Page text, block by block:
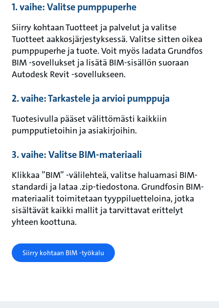
1. vaihe: Valitse pumppuperhe
Siirry kohtaan Tuotteet ja palvelut ja valitse
Tuotteet aakkosjärjestyksessä. Valitse sitten oikea
pumppuperhe ja tuote. Voit myös ladata Grundfos
BIM -sovellukset ja lisätä BIM-sisällön suoraan
Autodesk Revit -sovellukseen.
2. vaihe: Tarkastele ja arvioi pumppuja
Tuotesivulla pääset välittömästi kaikkiin
pumpputietoihin ja asiakirjoihin.
3. vaihe: Valitse BIM-materiaali
Klikkaa ”BIM” -välilehteä, valitse haluamasi BIM-
standardi ja lataa .zip-tiedostona. Grundfosin BIM-
materiaalit toimitetaan tyyppiluetteloina, jotka
sisältävät kaikki mallit ja tarvittavat erittelyt
yhteen koottuna.
Siirry kohtaan BIM -työkalu